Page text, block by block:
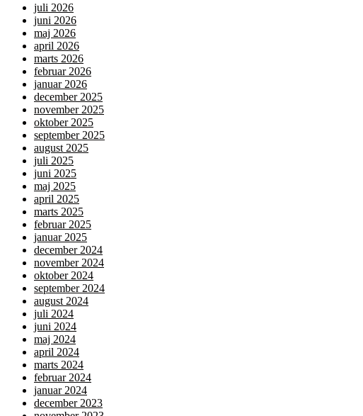
juli 2026
juni 2026
maj 2026
april 2026
marts 2026
februar 2026
januar 2026
december 2025
november 2025
oktober 2025
september 2025
august 2025
juli 2025
juni 2025
maj 2025
april 2025
marts 2025
februar 2025
januar 2025
december 2024
november 2024
oktober 2024
september 2024
august 2024
juli 2024
juni 2024
maj 2024
april 2024
marts 2024
februar 2024
januar 2024
december 2023